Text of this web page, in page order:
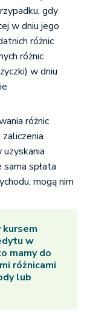
gdy
w dniu jego
różnic
różnic
w dniu
różnic
spłata
mogą nim
w
mamy do
różnicami
lub